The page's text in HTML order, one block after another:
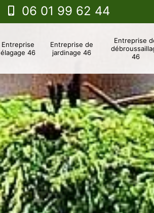
06 01 99 62 44
Entreprise
élagage 46
Entreprise de
jardinage 46
Entreprise
46